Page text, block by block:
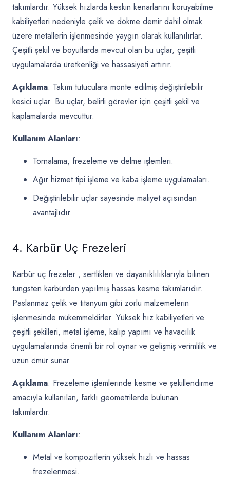
takımlardır. Yüksek hızlarda keskin kenarlarını koruyabilme
kabiliyetleri nedeniyle çelik ve dökme demir dahil olmak
üzere metallerin işlenmesinde yaygın olarak kullanılırlar.
Çeşitli şekil ve boyutlarda mevcut olan bu uçlar, çeşitli
uygulamalarda üretkenliği ve hassasiyeti artırır.
Açıklama: Takım tutuculara monte edilmiş değiştirilebilir
kesici uçlar. Bu uçlar, belirli görevler için çeşitli şekil ve
kaplamalarda mevcuttur.
Kullanım Alanları:
Tornalama, frezeleme ve delme işlemleri.
Ağır hizmet tipi işleme ve kaba işleme uygulamaları.
Değiştirilebilir uçlar sayesinde maliyet açısından
avantajlıdır.
4. Karbür Uç Frezeleri
Karbür uç frezeler , sertlikleri ve dayanıklılıklarıyla bilinen
tungsten karbürden yapılmış hassas kesme takımlarıdır.
Paslanmaz çelik ve titanyum gibi zorlu malzemelerin
işlenmesinde mükemmeldirler. Yüksek hız kabiliyetleri ve
çeşitli şekilleri, metal işleme, kalıp yapımı ve havacılık
uygulamalarında önemli bir rol oynar ve gelişmiş verimlilik ve
uzun ömür sunar.
Açıklama: Frezeleme işlemlerinde kesme ve şekillendirme
amacıyla kullanılan, farklı geometrilerde bulunan
takımlardır.
Kullanım Alanları:
Metal ve kompozitlerin yüksek hızlı ve hassas
frezelenmesi.